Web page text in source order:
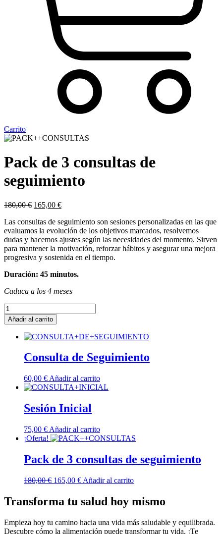
Carrito
Pack de 3 consultas de
seguimiento
180,00€ El
original
era:
180,00 €.
165,00 €El
actual
es:
165,00 €.
Las consultas de seguimiento son sesiones personalizadas en las que
evaluamos la evolución de los objetivos marcados, resolvemos
dudas y hacemos ajustes según las necesidades del momento. Sirven
para mantener la motivación, reforzar hábitos y asegurar una mejora
progresiva y sostenida en el tiempo.
Duración: 45 minutos.
Caduca a los 4 meses
Pack
de
3
consultas
seguimiento
cantidad
Añadir al carrito
Consulta de Seguimiento
60,00 € Añadir al carrito
Sesión Inicial
75,00 € Añadir al carrito
¡Oferta!
Pack de 3 consultas de seguimiento
180,00€ El
original
era:
165,00 €El
actual
es:
Añadir al carrito
Transforma tu salud hoy mismo
Empieza hoy tu camino hacia una vida más saludable y equilibrada.
Descubre cómo la alimentación puede transformar tu vida. ¡Te